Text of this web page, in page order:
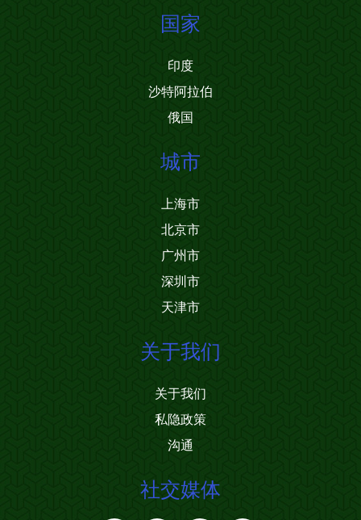
国家
印度
沙特阿拉伯
俄国
城市
上海市
北京市
广州市
深圳市
天津市
关于我们
关于我们
私隐政策
沟通
社交媒体